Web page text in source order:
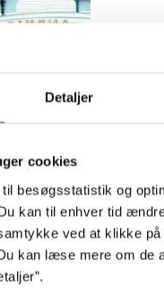
Detaljer
cookies
besøgsstatistik og
kan til enhver tid
ved at klikke på
kan læse mere om de